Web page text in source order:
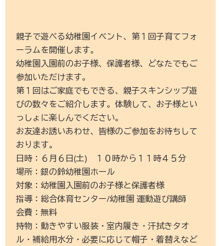
親子で遊べる幼稚園イベント、第１回子育てフォ
ーラムを開催します。
幼稚園入園前のお子様、保護者様、どなたでもご
参加いただけます。
第１回はご家庭でもできる、親子スキンシップ遊
びの数々をご紹介します。体験して、お子様とい
っしょに楽しんでください。
お友達お誘いあわせ、皆様のご参加をお待ちして
おります。
日時：６月６日(土) １０時から１１時４５分
場所：銀の鈴幼稚園ホール
対象：幼稚園入園前のお子様と保護者様
指導：総合体育センター/幼稚園 運動遊び講師
会費：無料
持物：動きやすい服装・室内履き・汗拭きタオ
ル・補給用水分・必要に応じて帽子・着替えなど